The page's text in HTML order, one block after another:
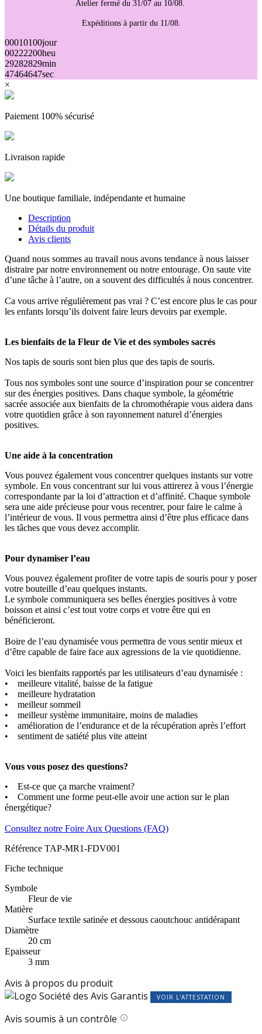
Atelier fermé du 31/07 au 10/08.
Expéditions à partir du 11/08.
00010100jour
00222200heu
29282829min
46454546sec
×
Paiement 100% sécurisé
Livraison rapide
Une boutique familiale, indépendante et humaine
Description
Détails du produit
Avis clients
Quand nous sommes au travail nous avons tendance à nous laisser
distraire par notre environnement ou notre entourage. On saute vite
d’une tâche à l’autre, on a souvent des difficultés à nous concentrer.
Ca vous arrive régulièrement pas vrai ? C’est encore plus le cas pour
les enfants lorsqu’ils doivent faire leurs devoirs par exemple.
Les bienfaits de la Fleur de Vie et des symboles sacrés
Nos tapis de souris sont bien plus que des tapis de souris.
Tous nos symboles sont une source d’inspiration pour se concentrer
sur des énergies positives. Dans chaque symbole, la géométrie
sacrée associée aux bienfaits de la chromothérapie vous aidera dans
votre quotidien grâce à son rayonnement naturel d’énergies
positives.
Une aide à la concentration
Vous pouvez également vous concentrer quelques instants sur votre
symbole. En vous concentrant sur lui vous attirerez à vous l’énergie
correspondante par la loi d’attraction et d’affinité. Chaque symbole
sera une aide précieuse pour vous recentrer, pour faire le calme à
l’intérieur de vous. Il vous permettra ainsi d’être plus efficace dans
les tâches que vous devez accomplir.
Pour dynamiser l’eau
Vous pouvez également profiter de votre tapis de souris pour y poser
votre bouteille d’eau quelques instants.
Le symbole communiquera ses belles énergies positives à votre
boisson et ainsi c’est tout votre corps et votre être qui en
bénéficieront.
Boire de l’eau dynamisée vous permettra de vous sentir mieux et
d’être capable de faire face aux agressions de la vie quotidienne.
Voici les bienfaits rapportés par les utilisateurs d’eau dynamisée :
• meilleure vitalité, baisse de la fatigue
• meilleure hydratation
• meilleur sommeil
• meilleur système immunitaire, moins de maladies
• amélioration de l’endurance et de la récupération après l’effort
• sentiment de satiété plus vite atteint
Vous vous posez des questions?
• Est-ce que ça marche vraiment?
• Comment une forme peut-elle avoir une action sur le plan
énergétique?
Consultez notre Foire Aux Questions (FAQ)
Référence TAP-MR1-FDV001
Fiche technique
Symbole
Fleur de vie
Matière
Surface textile satinée et dessous caoutchouc antidérapant
Diamètre
20 cm
Epaisseur
3 mm
Avis à propos du produit
VOIR L'ATTESTATION
Avis soumis à un contrôle